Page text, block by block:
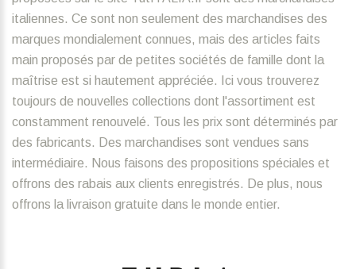
italiennes. Ce sont non seulement des marchandises des
marques mondialement connues, mais des articles faits
main proposés par de petites sociétés de famille dont la
maîtrise est si hautement appréciée. Ici vous trouverez
toujours de nouvelles collections dont l'assortiment est
constamment renouvelé. Tous les prix sont déterminés par
des fabricants. Des marchandises sont vendues sans
intermédiaire. Nous faisons des propositions spéciales et
offrons des rabais aux clients enregistrés. De plus, nous
offrons la livraison gratuite dans le monde entier.